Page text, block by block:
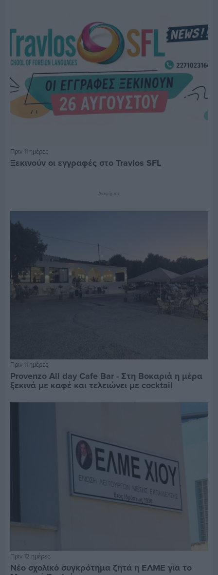
Πριν 11 ημέρες
Ξεκινούν οι εγγραφές στο Travlos SFL
Διαφήμιση
Πριν 11 ημέρες
Provenzo All day Cafe Bar - Στη Βοκαριά η μέρα
ξεκινά με καφέ και τελειώνει με cocktail
Πριν 12 ημέρες
Νέο σχολικό συγκρότημα ζητά η ΕΛΜΕ για το